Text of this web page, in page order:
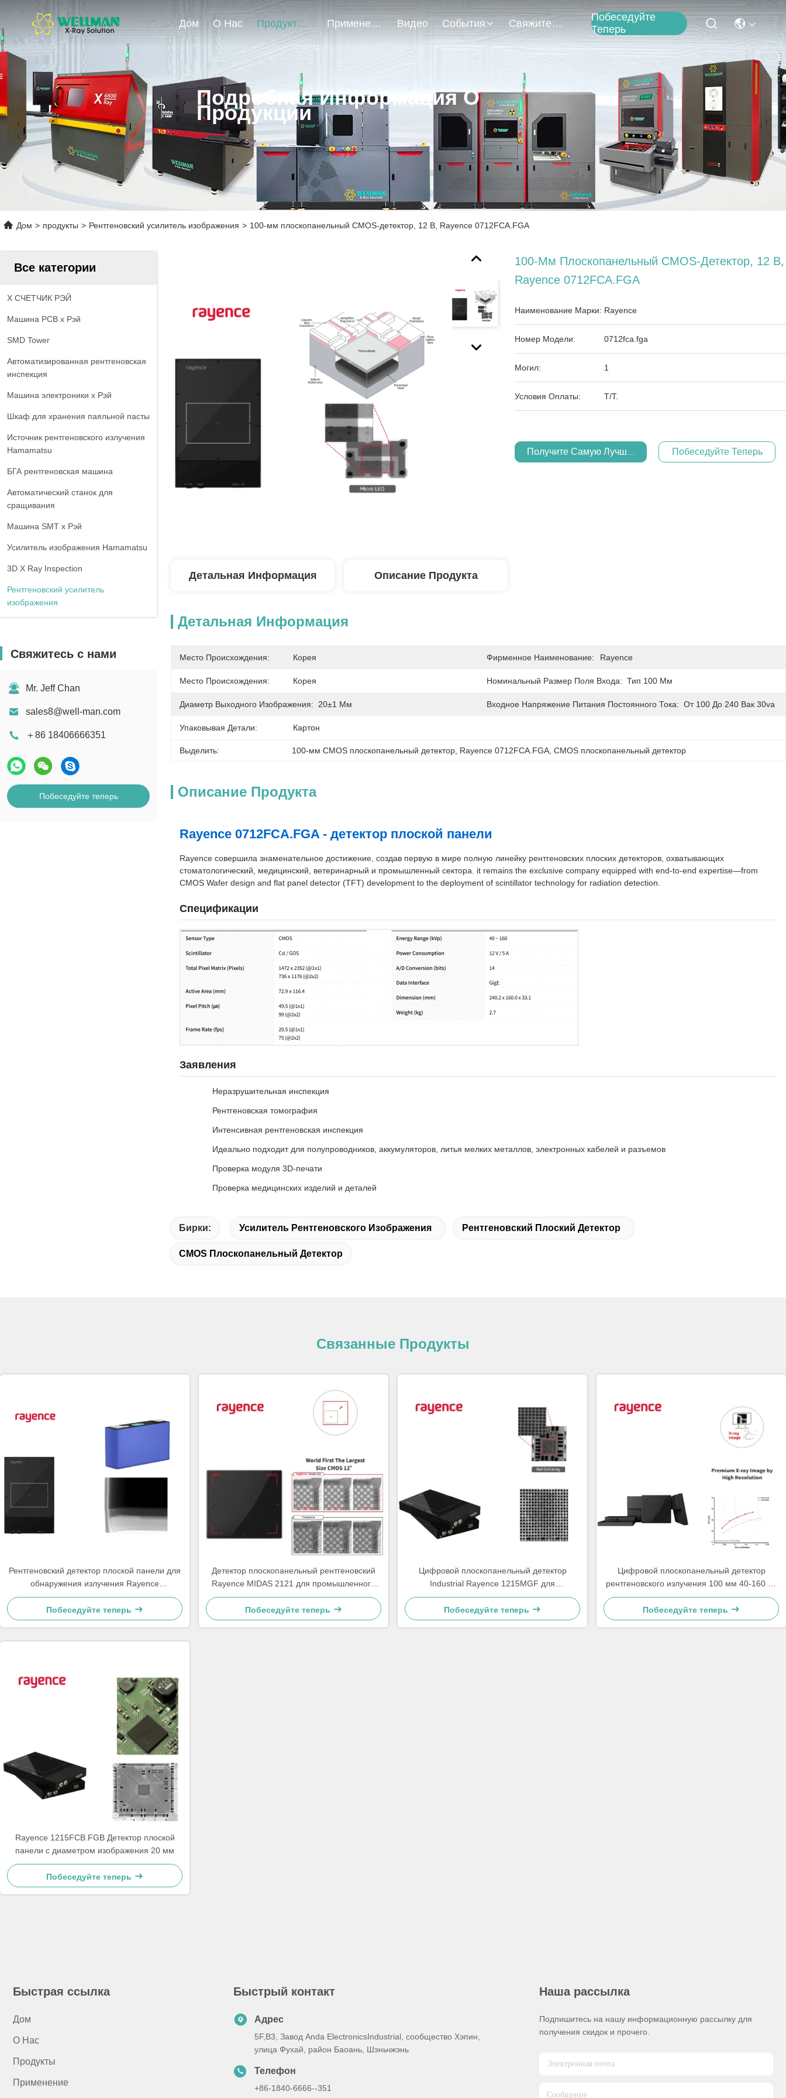
Дом О Нас Продукты Применение Видео События Свяжитесь С Нами
Побеседуйте
Теперь
Подробная Информация О
Продукции
Дом > продукты > Рентгеновский усилитель изображения > 100-мм плоскопанельный CMOS-детектор, 12 В, Rayence 0712FCA.FGA
Все категории
X СЧЕТЧИК РЭЙ
Машина PCB x Рэй
SMD Tower
Автоматизированная рентгеновская
инспекция
Машина электроники x Рэй
Шкаф для хранения паяльной пасты
Источник рентгеновского излучения
Hamamatsu
БГА рентгеновская машина
Автоматический станок для
сращивания
Машина SMT x Рэй
Усилитель изображения Hamamatsu
3D X Ray Inspection
Рентгеновский усилитель
изображения
Свяжитесь с нами
Mr. Jeff Chan
sales8@well-man.com
＋86 18406666351
Побеседуйте теперь
100-Мм Плоскопанельный CMOS-Детектор, 12 В,
Rayence 0712FCA.FGA
Наименование Марки: Rayence
Номер Модели: 0712fca.fga
Могил: 1
Условия Оплаты: T/T.
Получите Самую Лучшую Цену Побеседуйте Теперь
Детальная Информация Описание Продукта
Детальная Информация
Место Происхождения: Корея Фирменное Наименование: Rayence
Место Происхождения: Корея Номинальный Размер Поля Входа: Тип 100 Мм
Диаметр Выходного Изображения: 20±1 Мм Входное Напряжение Питания Постоянного Тока: От 100 До 240 Вак 30va
Упаковывая Детали: Картон
Выделить: 100-мм CMOS плоскопанельный детектор Rayence 0712FCA.FGA CMOS плоскопанельный детектор
Описание Продукта
Rayence 0712FCA.FGA - детектор плоской панели
Rayence совершила знаменательное достижение, создав первую в мире полную линейку рентгеновских плоских детекторов, охватывающих
стоматологический, медицинский, ветеринарный и промышленный сектора. it remains the exclusive company equipped with end-to-end expertise—from
CMOS Wafer design and flat panel detector (TFT) development to the deployment of scintillator technology for radiation detection.
Спецификации
Заявления
Неразрушительная инспекция
Рентгеновская томография
Интенсивная рентгеновская инспекция
Идеально подходит для полупроводников, аккумуляторов, литья мелких металлов, электронных кабелей и разъемов
Проверка модуля 3D-печати
Проверка медицинских изделий и деталей
Бирки: Усилитель Рентгеновского Изображения Рентгеновский Плоский Детектор
CMOS Плоскопанельный Детектор
Связанные Продукты
Рентгеновский детектор плоской панели для
обнаружения излучения Rayence
0712FCA.FGA
Побеседуйте теперь
Детектор плоскопанельный рентгеновский
Rayence MIDAS 2121 для промышленного
контроля КТ
Побеседуйте теперь
Цифровой плоскопанельный детектор
Industrial Rayence 1215MGF для
рентгенографического контроля в потоке
Побеседуйте теперь
Цифровой плоскопанельный детектор
рентгеновского излучения 100 мм 40-160 кВ
Rayence MIDAS 2121
Побеседуйте теперь
Rayence 1215FCB.FGB Детектор плоской
панели с диаметром изображения 20 мм
Побеседуйте теперь
Быстрая ссылка
Дом
О Нас
Продукты
Применение
Быстрый контакт
Адрес
5F,B3, Завод Anda ElectronicsIndustrial, сообщество Хэпин,
улица Фухай, район Баоань, Шэньчжэнь
Телефон
+86-1840-6666--351
Наша рассылка
Подпишитесь на нашу информационную рассылку для
получения скидок и прочего.